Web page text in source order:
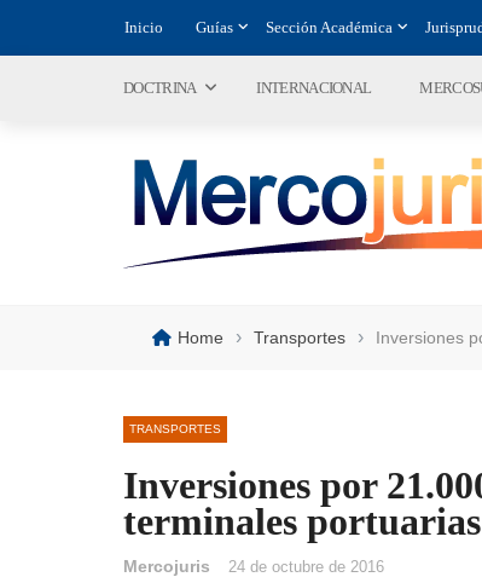
Inicio Guías Sección Académica
DOCTRINA INTERNACIONAL
Home › Transportes › Inversiones
TRANSPORTES
Inversiones por
terminales
Mercojuris 24 de octubre de 2016